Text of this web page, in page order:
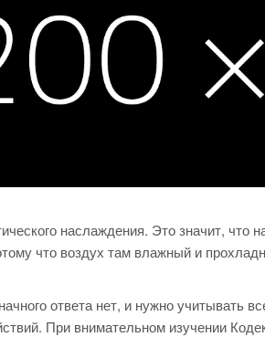
наслаждения. Это значит, что
что воздух там влажный и
ответа нет, и нужно учитывать
При внимательном изучении